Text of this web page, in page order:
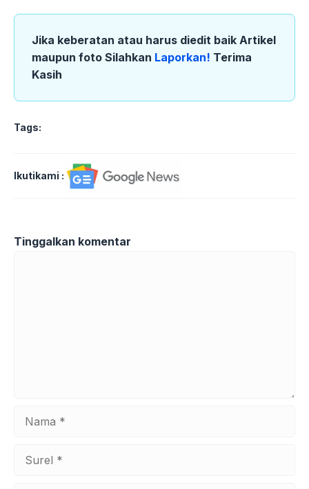
Jika keberatan atau harus diedit baik Artikel
maupun foto Silahkan Laporkan! Terima
Kasih
Tags:
Ikutikami :
Tinggalkan komentar